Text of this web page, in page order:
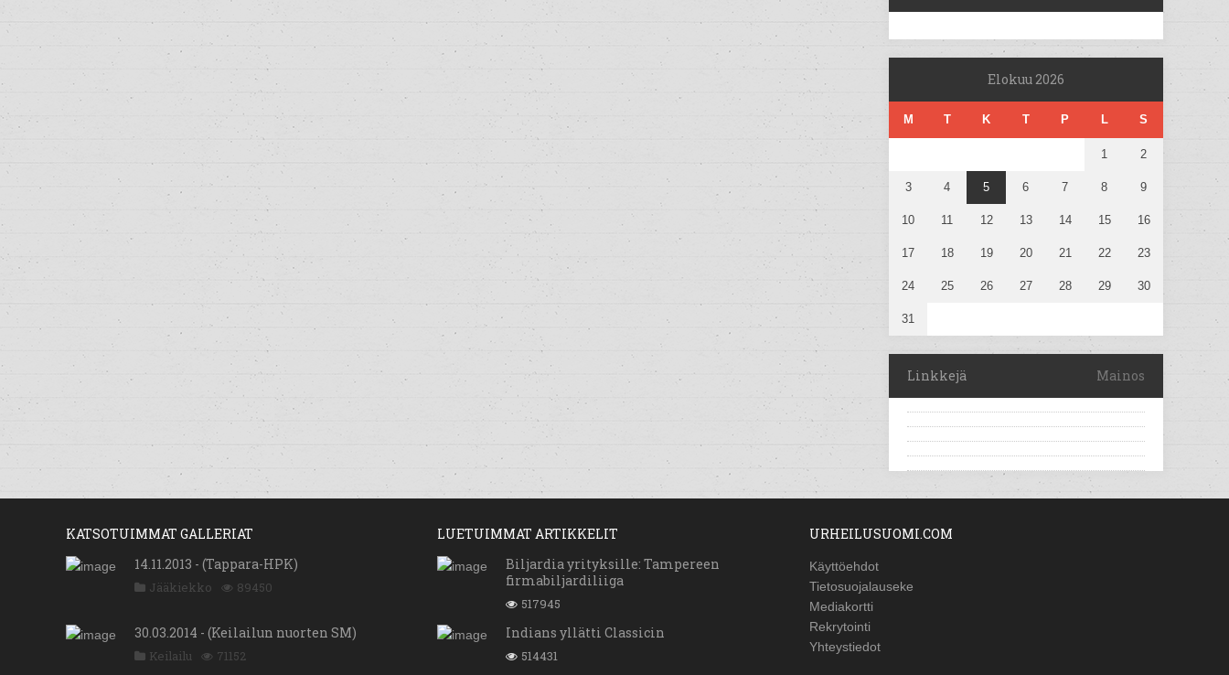
Elokuu 2026
M T K T P L S
1 2
3 4 5 6 7 8 9
10 11 12 13 14 15 16
17 18 19 20 21 22 23
24 25 26 27 28 29 30
31
Linkkejä Mainos
KATSOTUIMMAT GALLERIAT
14.11.2013 - (Tappara-HPK)
Jääkiekko 89450
30.03.2014 - (Keilailun nuorten SM)
Keilailu 71152
LUETUIMMAT ARTIKKELIT
Biljardia yrityksille: Tampereen
firmabiljardiliiga
517945
Indians yllätti Classicin
514431
URHEILUSUOMI.COM
Käyttöehdot
Tietosuojalauseke
Mediakortti
Rekrytointi
Yhteystiedot